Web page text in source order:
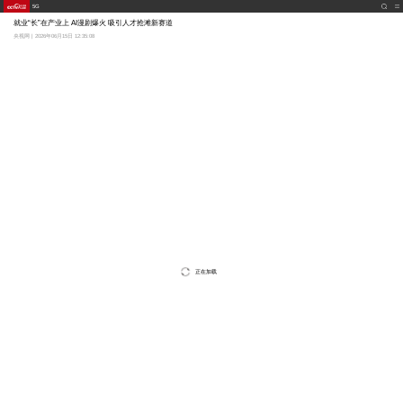
5G
就业“长”在产业上 AI漫剧爆火 吸引人才抢滩新赛道
央视网 | 2026年06月15日 12:35:08
正在加载